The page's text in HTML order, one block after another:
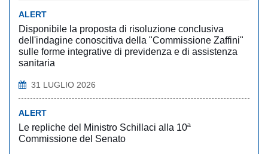
ALERT
Disponibile la proposta di risoluzione conclusiva
dell'indagine conoscitiva della "Commissione Zaffini"
sulle forme integrative di previdenza e di assistenza
sanitaria
31 LUGLIO 2026
ALERT
Le repliche del Ministro Schillaci alla 10ª
Commissione del Senato